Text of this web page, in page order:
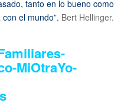
tanto en lo bueno como
el mundo”. Bert Hellinger.